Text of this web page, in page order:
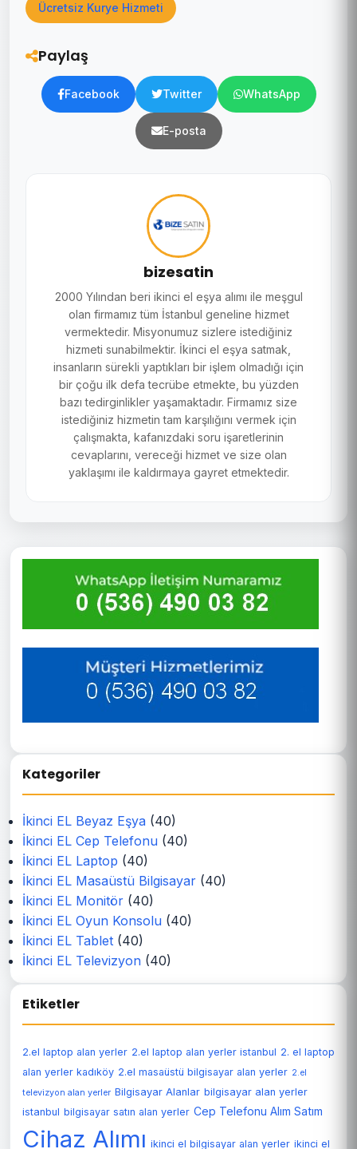
Ücretsiz Kurye Hizmeti
Paylaş
Facebook Twitter WhatsApp
E-posta
bizesatin
2000 Yılından beri ikinci el eşya alımı ile meşgul
olan firmamız tüm İstanbul geneline hizmet
vermektedir. Misyonumuz sizlere istediğiniz
hizmeti sunabilmektir. İkinci el eşya satmak,
insanların sürekli yaptıkları bir işlem olmadığı için
bir çoğu ilk defa tecrübe etmekte, bu yüzden
bazı tedirginlikler yaşamaktadır. Firmamız size
istediğiniz hizmetin tam karşılığını vermek için
çalışmakta, kafanızdaki soru işaretlerinin
cevaplarını, vereceği hizmet ve size olan
yaklaşımı ile kaldırmaya gayret etmektedir.
Kategoriler
İkinci EL Beyaz Eşya (40)
İkinci EL Cep Telefonu (40)
İkinci EL Laptop (40)
İkinci EL Masaüstü Bilgisayar (40)
İkinci EL Monitör (40)
İkinci EL Oyun Konsolu (40)
İkinci EL Tablet (40)
İkinci EL Televizyon (40)
Etiketler
2.el laptop alan yerler 2.el laptop alan yerler istanbul 2. el laptop
alan yerler kadıköy 2.el masaüstü bilgisayar alan yerler 2.el
televizyon alan yerler Bilgisayar Alanlar bilgisayar alan yerler
istanbul bilgisayar satın alan yerler Cep Telefonu Alım Satım
Cihaz Alımı ikinci el bilgisayar alan yerler ikinci el